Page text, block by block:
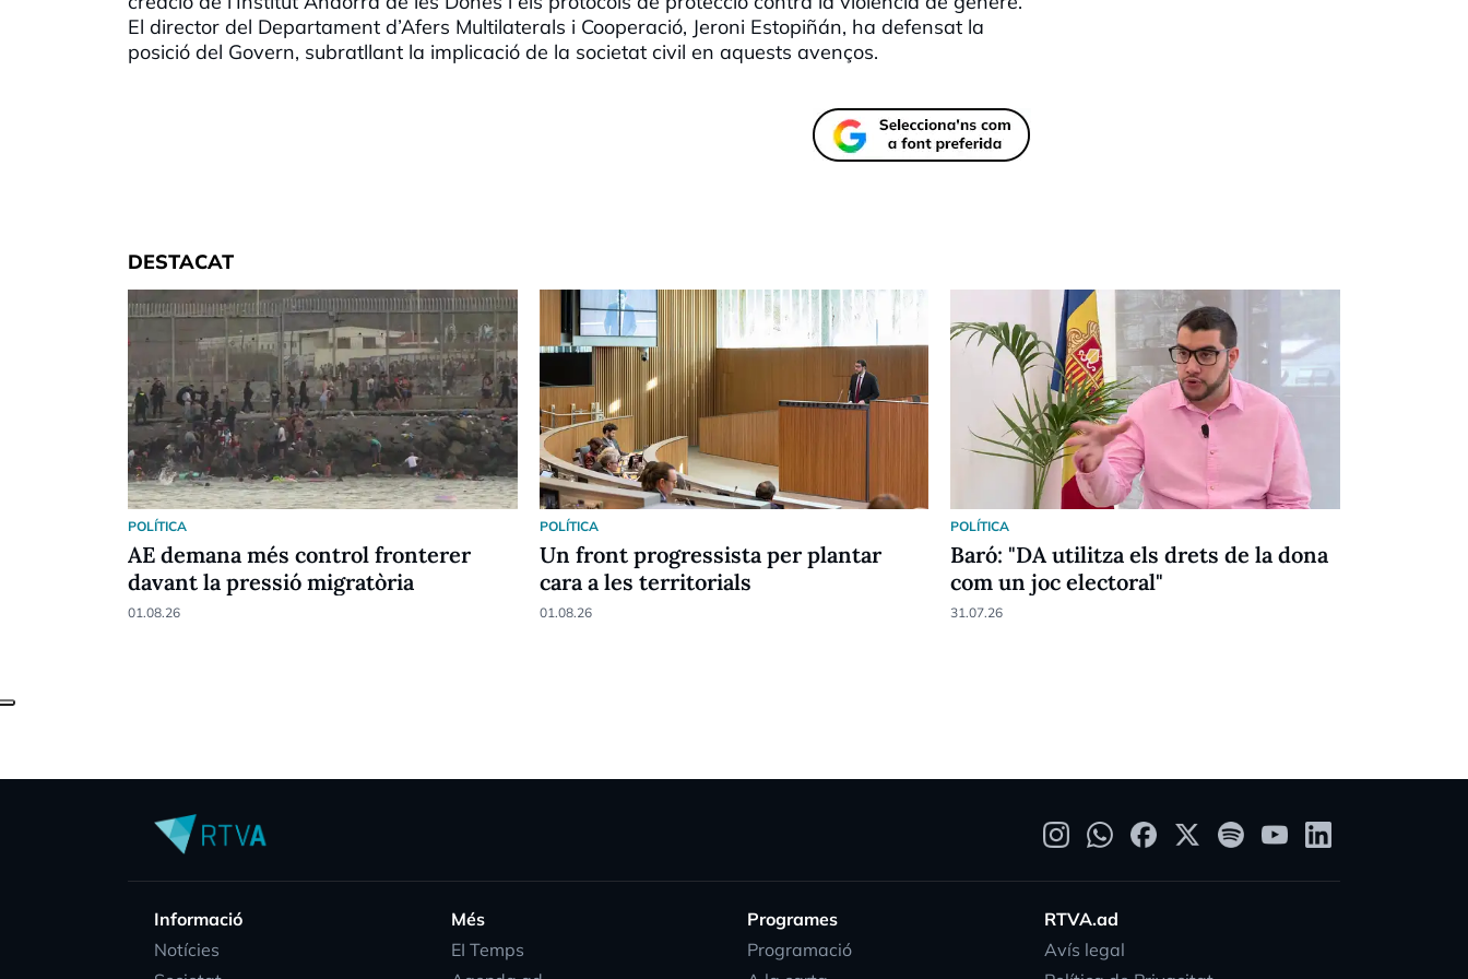
El director del Departament d’Afers Multilaterals i Cooperació, Jeroni Estopiñán, ha defensat la
posició del Govern, subratllant la implicació de la societat civil en aquests avenços.
DESTACAT
POLÍTICA
AE demana més control fronterer
davant la pressió migratòria
01.08.26
POLÍTICA
Un front progressista per plantar
cara a les territorials
01.08.26
POLÍTICA
Baró: "DA utilitza els drets de la dona
com un joc electoral"
31.07.26
Informació
Notícies
Més
EI Temps
Programes
Programació
RTVA.ad
Avís legal